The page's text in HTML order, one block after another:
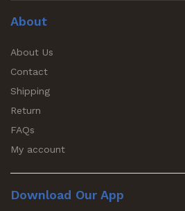
About
About Us
Contact
Shipping
Return
FAQs
My account
Download Our App